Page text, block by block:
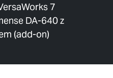
7
DA-640 z
(add-on)